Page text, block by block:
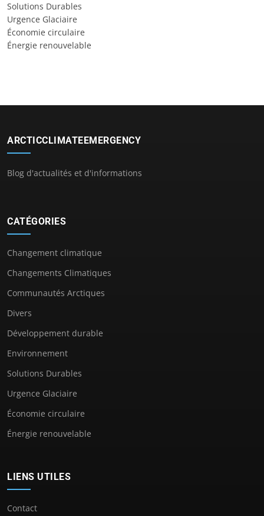
Solutions Durables
Urgence Glaciaire
Économie circulaire
Énergie renouvelable
ARCTICCLIMATEEMERGENCY
Blog d'actualités et d'informations
CATÉGORIES
Changement climatique
Changements Climatiques
Communautés Arctiques
Divers
Développement durable
Environnement
Solutions Durables
Urgence Glaciaire
Économie circulaire
Énergie renouvelable
LIENS UTILES
Contact